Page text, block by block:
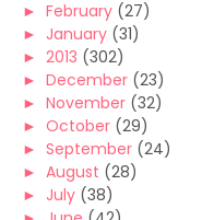
► February (27)
► January (31)
► 2013 (302)
► December (23)
► November (32)
► October (29)
► September (24)
► August (28)
► July (38)